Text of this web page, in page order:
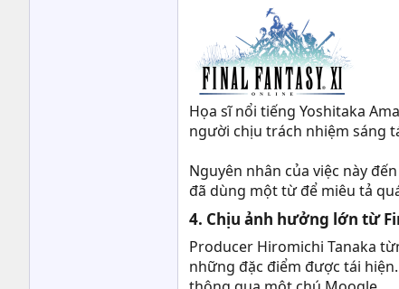
Họa sĩ nổi tiếng Yoshitaka
người chịu trách nhiệm sáng
Nguyên nhân của việc này
đã dùng một từ để miêu tả
4. Chịu ảnh hưởng lớn từ
Producer Hiromichi Tanaka
những đặc điểm được tái